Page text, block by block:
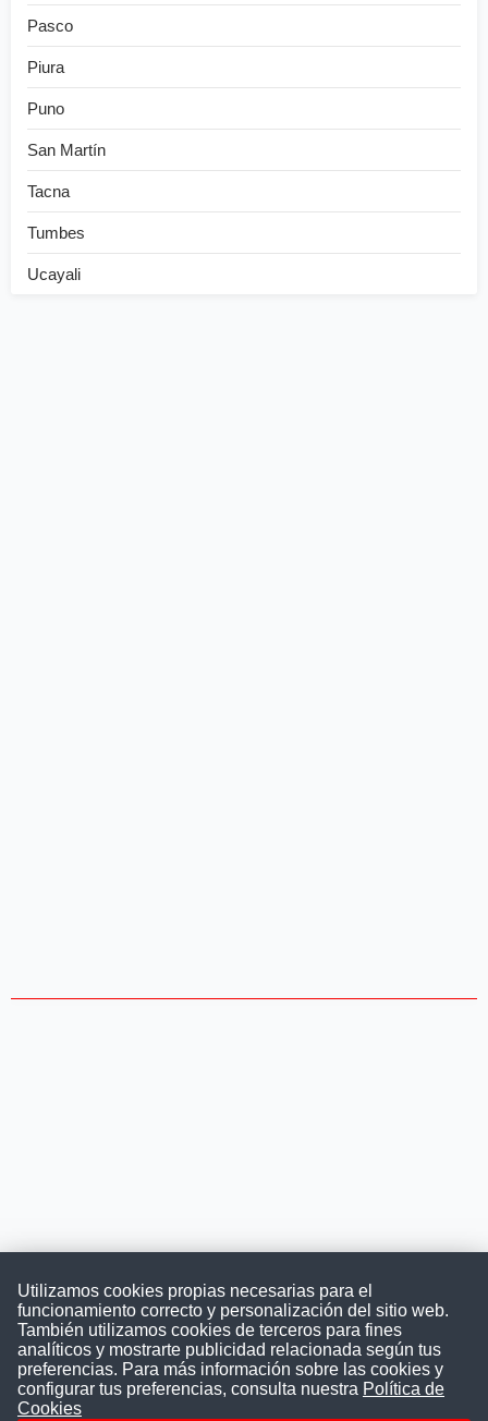
Pasco
Piura
Puno
San Martín
Tacna
Tumbes
Ucayali
Convocatoriasdetrabajo.com
ConvocatoriasDeTrabajo.com es una plataforma informativa
Utilizamos cookies propias necesarias para el
funcionamiento correcto y personalización del sitio web.
También utilizamos cookies de terceros para fines
analíticos y mostrarte publicidad relacionada según tus
preferencias. Para más información sobre las cookies y
configurar tus preferencias, consulta nuestra Política de
Cookies